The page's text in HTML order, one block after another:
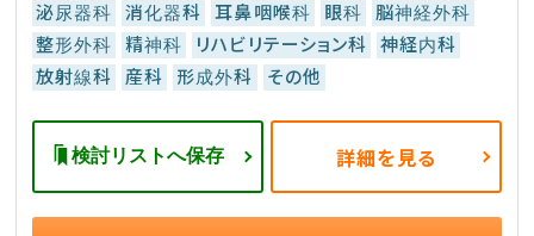
泌尿器科
消化器科 耳鼻咽喉科 眼科
脳神経外科
整形外科
精神科 リハビリテーション科
神経内科
放射線科
産科 形成外科 その他
検討リストへ保存 詳細を見る